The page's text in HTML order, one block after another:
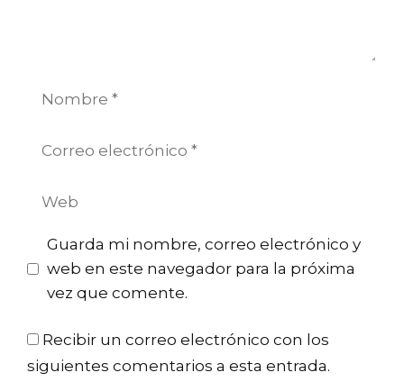
Nombre
Guarda mi nombre, correo electrónico y
web en este navegador para la próxima
vez que comente.
Recibir un correo electrónico con los
siguientes comentarios a esta entrada.